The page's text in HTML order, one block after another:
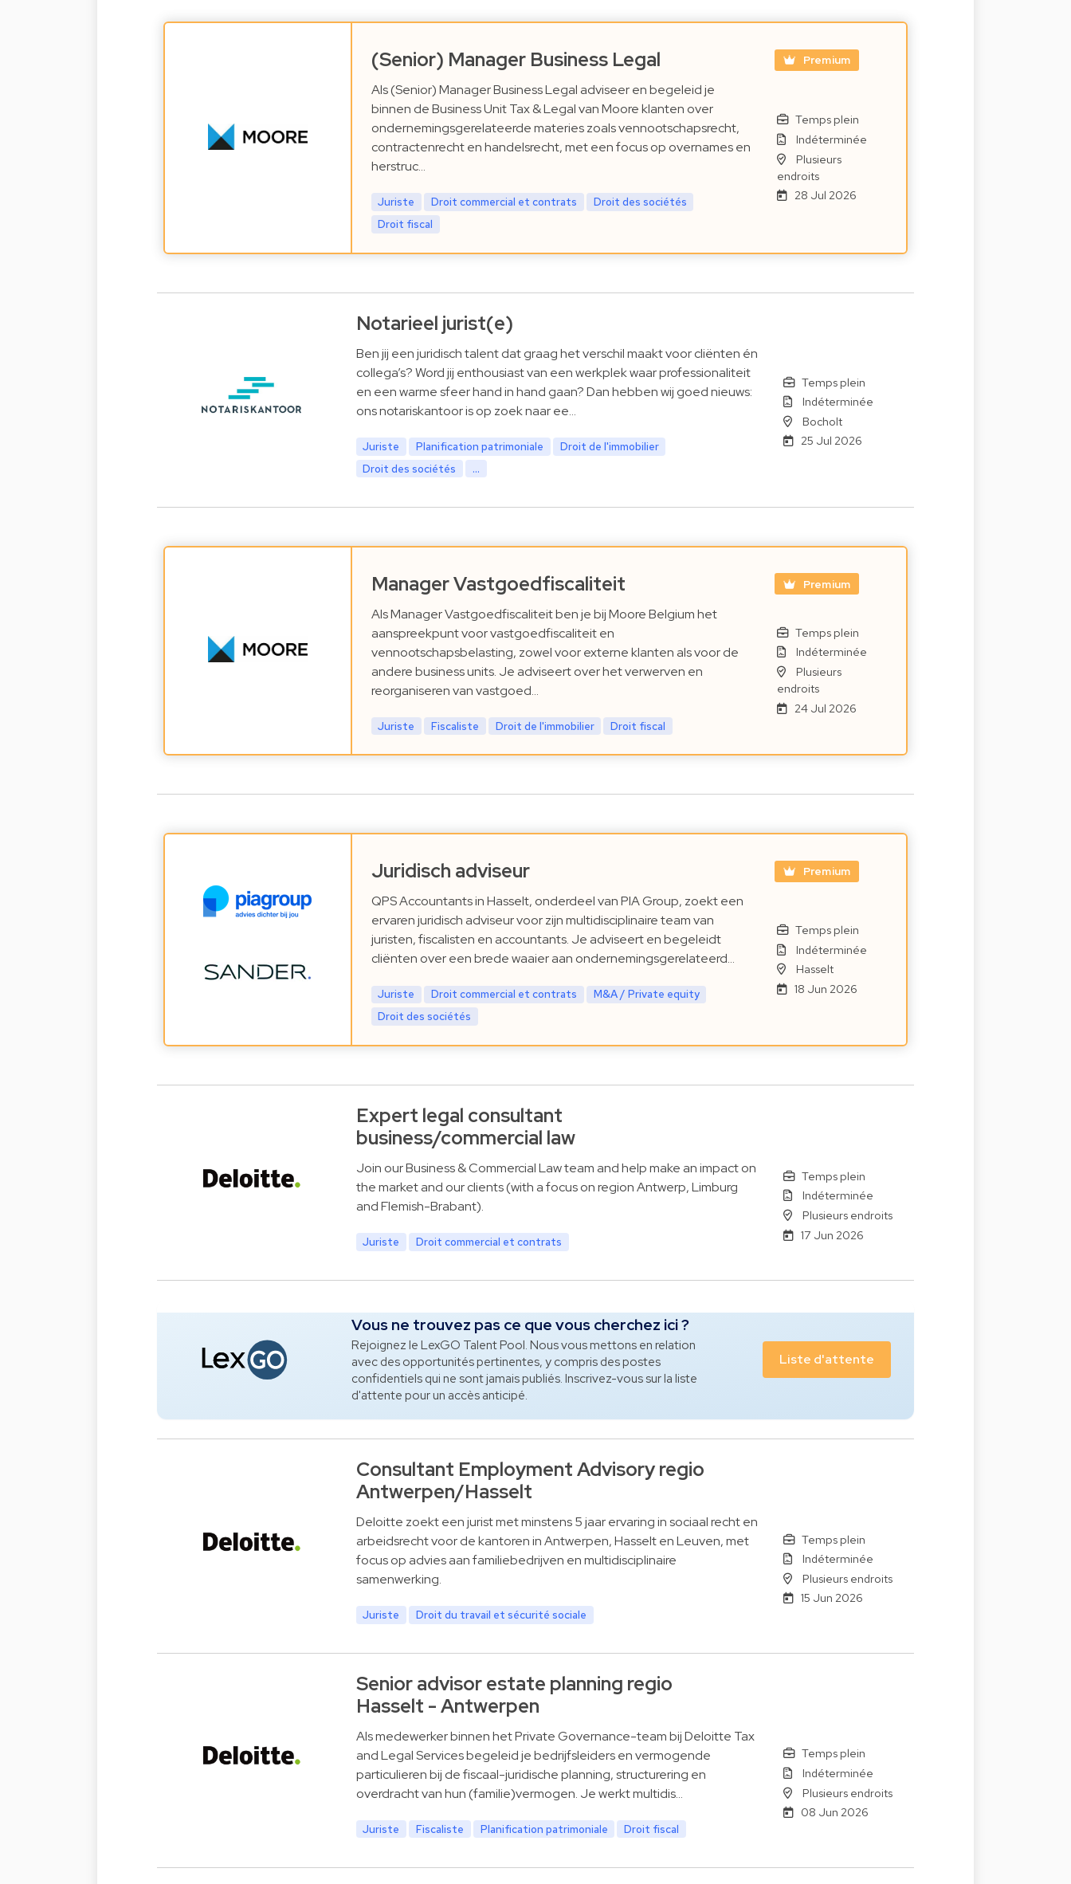
(Senior) Manager Business Legal Premium
Als (Senior) Manager Business Legal adviseer en begeleid je
binnen de Business Unit Tax & Legal van Moore klanten over
ondernemingsgerelateerde materies zoals vennootschapsrecht,
contractenrecht en handelsrecht, met een focus op overnames en
herstruc…
Juriste Droit commercial et contrats
Droit des sociétés
Droit fiscal
Temps plein
Indéterminée
Plusieurs
endroits
28 Jul 2026
Notarieel jurist(e)
Ben jij een juridisch talent dat graag het verschil maakt voor cliënten én
collega’s? Word jij enthousiast van een werkplek waar professionaliteit
en een warme sfeer hand in hand gaan? Dan hebben wij goed nieuws:
ons notariskantoor is op zoek naar ee…
Juriste Planification patrimoniale
Droit de l'immobilier
Droit des sociétés
...
Temps plein
Indéterminée
Bocholt
25 Jul 2026
Manager Vastgoedfiscaliteit Premium
Als Manager Vastgoedfiscaliteit ben je bij Moore Belgium het
aanspreekpunt voor vastgoedfiscaliteit en
vennootschapsbelasting, zowel voor externe klanten als voor de
andere business units. Je adviseert over het verwerven en
reorganiseren van vastgoed…
Juriste Fiscaliste Droit de l'immobilier Droit fiscal
Temps plein
Indéterminée
Plusieurs
endroits
24 Jul 2026
Juridisch adviseur Premium
QPS Accountants in Hasselt, onderdeel van PIA Group, zoekt een
ervaren juridisch adviseur voor zijn multidisciplinaire team van
juristen, fiscalisten en accountants. Je adviseert en begeleidt
cliënten over een brede waaier aan ondernemingsgerelateerd…
Juriste Droit commercial et contrats
M&A / Private equity
Droit des sociétés
Temps plein
Indéterminée
Hasselt
18 Jun 2026
Expert legal consultant
business/commercial law
Join our Business & Commercial Law team and help make an impact on
the market and our clients (with a focus on region Antwerp, Limburg
and Flemish-Brabant).
Juriste Droit commercial et contrats
Temps plein
Indéterminée
Plusieurs endroits
17 Jun 2026
Vous ne trouvez pas ce que vous cherchez ici ?
Rejoignez le LexGO Talent Pool. Nous vous mettons en relation
avec des opportunités pertinentes, y compris des postes
confidentiels qui ne sont jamais publiés. Inscrivez-vous sur la liste
d'attente pour un accès anticipé.
Liste d'attente
Consultant Employment Advisory regio
Antwerpen/Hasselt
Deloitte zoekt een jurist met minstens 5 jaar ervaring in sociaal recht en
arbeidsrecht voor de kantoren in Antwerpen, Hasselt en Leuven, met
focus op advies aan familiebedrijven en multidisciplinaire
samenwerking.
Juriste Droit du travail et sécurité sociale
Temps plein
Indéterminée
Plusieurs endroits
15 Jun 2026
Senior advisor estate planning regio
Hasselt - Antwerpen
Als medewerker binnen het Private Governance-team bij Deloitte Tax
and Legal Services begeleid je bedrijfsleiders en vermogende
particulieren bij de fiscaal-juridische planning, structurering en
overdracht van hun (familie)vermogen. Je werkt multidis…
Juriste Fiscaliste Planification patrimoniale Droit fiscal
Temps plein
Indéterminée
Plusieurs endroits
08 Jun 2026